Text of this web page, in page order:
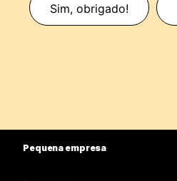
Sim, obrigado!
Pequena empresa